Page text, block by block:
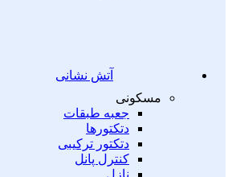
آتش نشانی
مسکونی
جعبه طبقات
دتکتورها
دتکتور ترکیبی
کنترل پانل